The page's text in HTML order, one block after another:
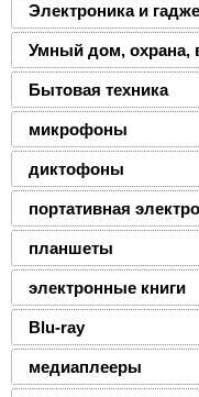
Электроника и
Умный дом, охрана,
Бытовая техника
микрофоны
диктофоны
портативная
планшеты
электронные книги
Blu-ray
медиаплееры